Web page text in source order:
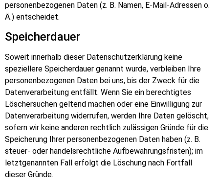
personenbezogenen Daten (z. B. Namen, E-Mail-Adressen o.
Ä.) entscheidet.
Speicherdauer
Soweit innerhalb dieser Datenschutzerklärung keine
speziellere Speicherdauer genannt wurde, verbleiben Ihre
personenbezogenen Daten bei uns, bis der Zweck für die
Datenverarbeitung entfällt. Wenn Sie ein berechtigtes
Löschersuchen geltend machen oder eine Einwilligung zur
Datenverarbeitung widerrufen, werden Ihre Daten gelöscht,
sofern wir keine anderen rechtlich zulässigen Gründe für die
Speicherung Ihrer personenbezogenen Daten haben (z. B.
steuer- oder handelsrechtliche Aufbewahrungsfristen); im
letztgenannten Fall erfolgt die Löschung nach Fortfall
dieser Gründe.